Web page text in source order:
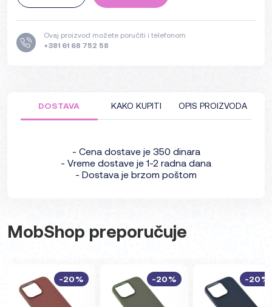
Ovaj proizvod možete poručiti i telefonom
+381 61 68 752 58
DOSTAVA KAKO KUPITI OPIS PROIZVODA
- Cena dostave je 350 dinara
- Vreme dostave je 1-2 radna dana
- Dostava je brzom poštom
MobShop preporučuje
-20% -20% -20%